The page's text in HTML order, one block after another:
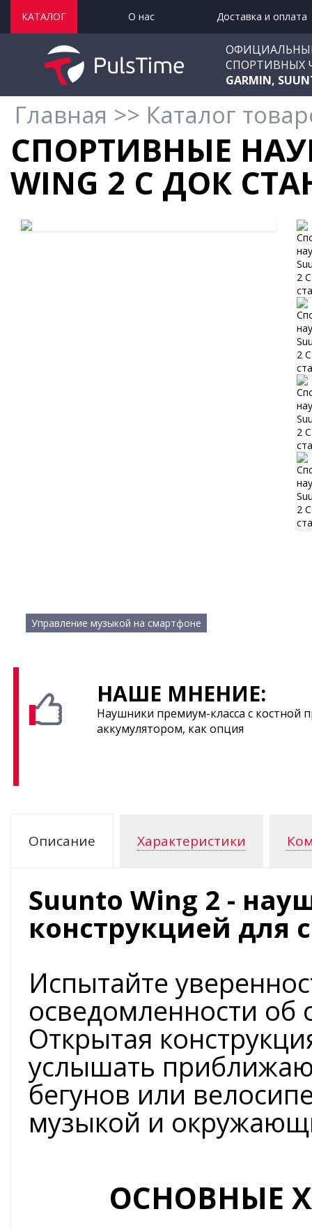
КАТАЛОГ О нас Доставка и оплата
СПОРТИВНЫХ
GARMIN,
Главная >> Каталог
СПОРТИВНЫЕ
WING 2 С ДОК
Управление музыкой на смартфоне
НАШЕ МНЕНИЕ:
Наушники премиум-класса с
аккумулятором, как опция
Описание Характеристики
Suunto Wing 2 -
конструкцией для
Испытайте
осведомленности
Открытая
услышать
бегунов или
музыкой и
ОСНОВНЫЕ